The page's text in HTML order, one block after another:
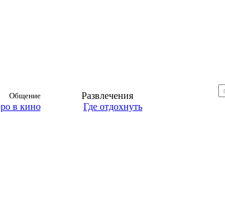
Общение
Развлечения
в кино Где отдохнуть